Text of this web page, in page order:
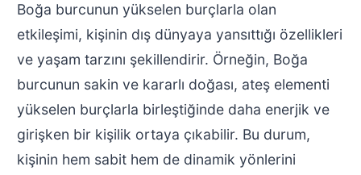
Boğa burcunun yükselen burçlarla olan
etkileşimi, kişinin dış dünyaya yansıttığı özellikleri
ve yaşam tarzını şekillendirir. Örneğin, Boğa
burcunun sakin ve kararlı doğası, ateş elementi
yükselen burçlarla birleştiğinde daha enerjik ve
girişken bir kişilik ortaya çıkabilir. Bu durum,
kişinin hem sabit hem de dinamik yönlerini